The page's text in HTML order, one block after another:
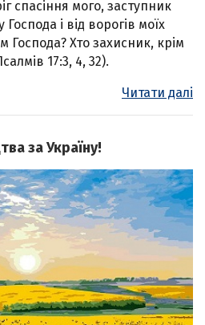
спасіння мого, заступник
і від ворогів моїх
Господа? Хто захисник, крім
17:3, 4, 32).
Читати далі
за Україну!